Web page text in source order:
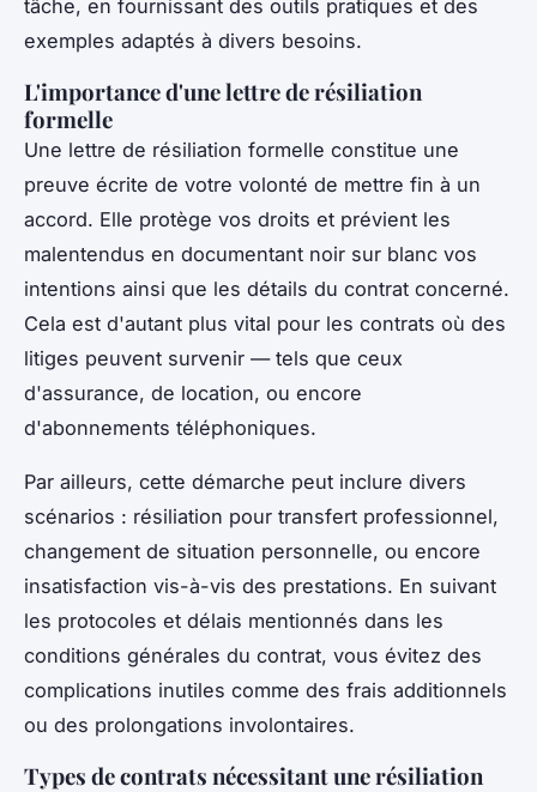
tâche, en fournissant des outils pratiques et des
exemples adaptés à divers besoins.
L'importance d'une lettre de résiliation
formelle
Une lettre de résiliation formelle constitue une
preuve écrite de votre volonté de mettre fin à un
accord. Elle protège vos droits et prévient les
malentendus en documentant noir sur blanc vos
intentions ainsi que les détails du contrat concerné.
Cela est d'autant plus vital pour les contrats où des
litiges peuvent survenir — tels que ceux
d'assurance, de location, ou encore
d'abonnements téléphoniques.
Par ailleurs, cette démarche peut inclure divers
scénarios : résiliation pour transfert professionnel,
changement de situation personnelle, ou encore
insatisfaction vis-à-vis des prestations. En suivant
les protocoles et délais mentionnés dans les
conditions générales du contrat, vous évitez des
complications inutiles comme des frais additionnels
ou des prolongations involontaires.
Types de contrats nécessitant une résiliation